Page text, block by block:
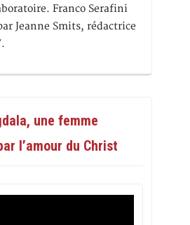
Franco Serafini
Jeanne Smits, rédactrice
une femme
l’amour du Christ